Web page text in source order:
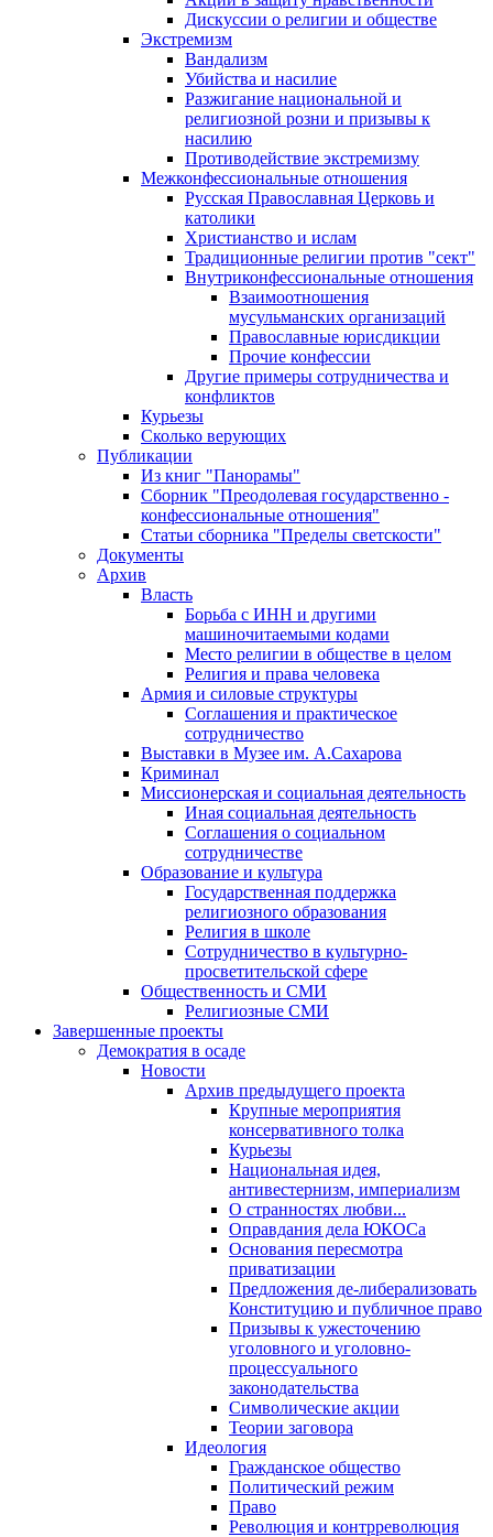
Дискуссии о религии и обществе
Экстремизм
Вандализм
Убийства и насилие
Разжигание национальной и
религиозной розни и призывы к
насилию
Противодействие экстремизму
Межконфессиональные отношения
Русская Православная Церковь и
католики
Христианство и ислам
Традиционные религии против "сект"
Внутриконфессиональные отношения
Взаимоотношения
мусульманских организаций
Православные юрисдикции
Прочие конфессии
Другие примеры сотрудничества и
конфликтов
Курьезы
Сколько верующих
Публикации
Из книг "Панорамы"
Сборник "Преодолевая государственно -
конфессиональные отношения"
Статьи сборника "Пределы светскости"
Документы
Архив
Власть
Борьба с ИНН и другими
машиночитаемыми кодами
Место религии в обществе в целом
Религия и права человека
Армия и силовые структуры
Соглашения и практическое
сотрудничество
Выставки в Музее им. А.Сахарова
Криминал
Миссионерская и социальная деятельность
Иная социальная деятельность
Соглашения о социальном
сотрудничестве
Образование и культура
Государственная поддержка
религиозного образования
Религия в школе
Сотрудничество в культурно-
просветительской сфере
Общественность и СМИ
Религиозные СМИ
Завершенные проекты
Демократия в осаде
Новости
Архив предыдущего проекта
Крупные мероприятия
консервативного толка
Курьезы
Национальная идея,
антивестернизм, империализм
О странностях любви...
Оправдания дела ЮКОСа
Основания пересмотра
приватизации
Предложения де-либерализовать
Конституцию и публичное право
Призывы к ужесточению
уголовного и уголовно-
процессуального
законодательства
Символические акции
Теории заговора
Идеология
Гражданское общество
Политический режим
Право
Революция и контрреволюция